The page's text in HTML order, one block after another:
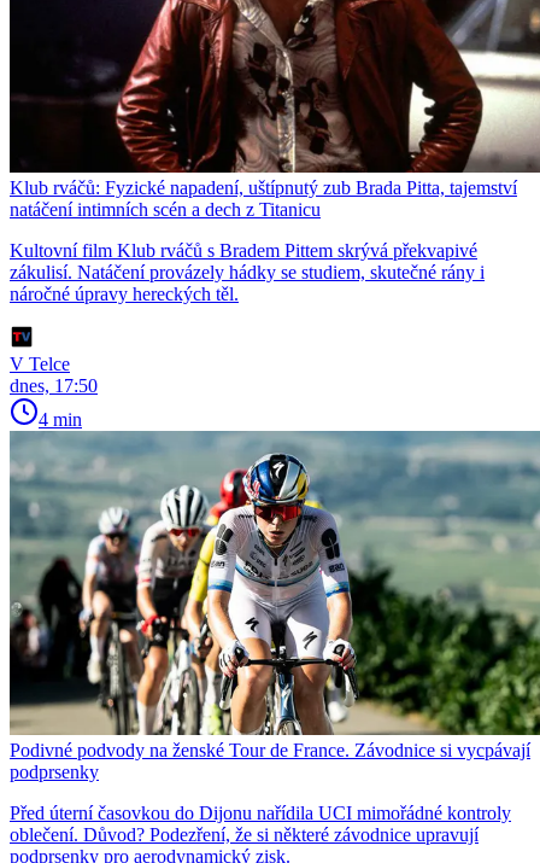
Klub rváčů: Fyzické napadení, uštípnutý zub Brada Pitta, tajemství
natáčení intimních scén a dech z Titanicu
Kultovní film Klub rváčů s Bradem Pittem skrývá překvapivé
zákulisí. Natáčení provázely hádky se studiem, skutečné rány i
náročné úpravy hereckých těl.
V Telce
dnes, 17:50
4 min
Podivné podvody na ženské Tour de France. Závodnice si vycpávají
podprsenky
Před úterní časovkou do Dijonu nařídila UCI mimořádné kontroly
oblečení. Důvod? Podezření, že si některé závodnice upravují
podprsenky pro aerodynamický zisk.